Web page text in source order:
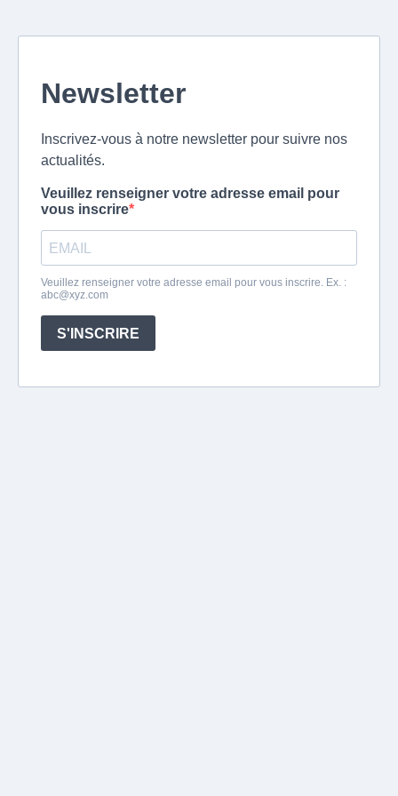
Newsletter
Inscrivez-vous à notre newsletter pour suivre nos
actualités.
Veuillez renseigner votre adresse email pour
vous inscrire
Veuillez renseigner votre adresse email pour vous inscrire. Ex. :
abc@xyz.com
S'INSCRIRE